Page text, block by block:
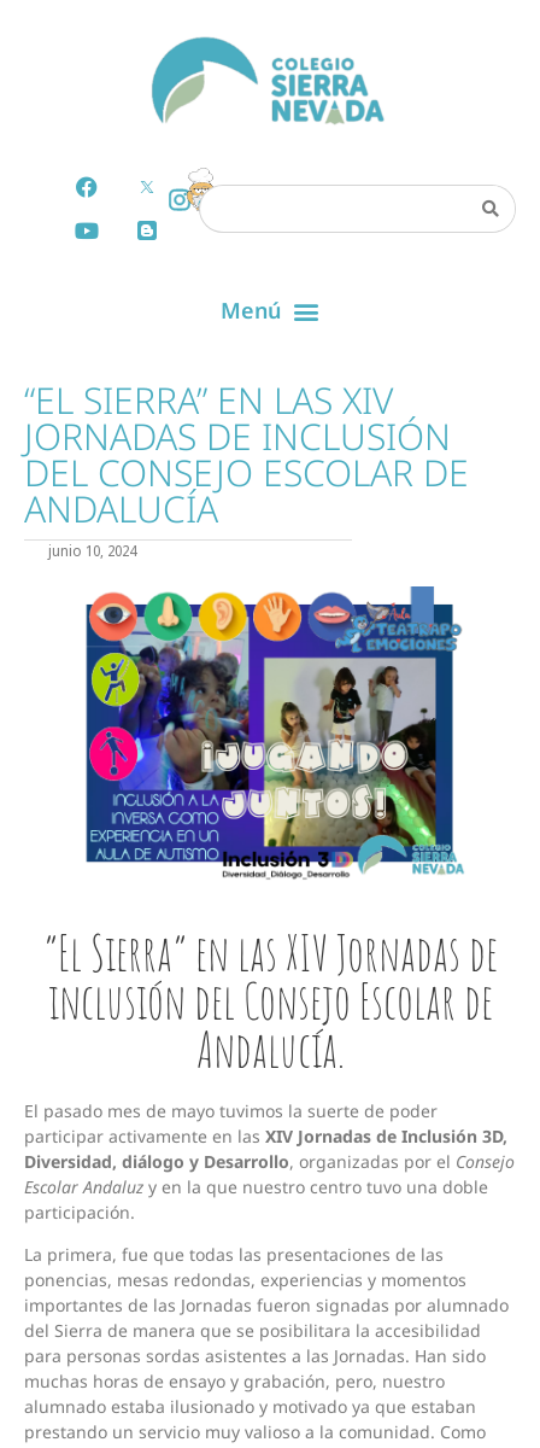
“EL SIERRA” EN LAS XIV
JORNADAS DE INCLUSIÓN
DEL CONSEJO ESCOLAR DE
ANDALUCÍA
junio 10, 2024
“El Sierra” en las XIV Jornadas de
inclusión del Consejo Escolar de
Andalucía.
El pasado mes de mayo tuvimos la suerte de poder
participar activamente en las XIV Jornadas de Inclusión 3D,
Diversidad, diálogo y Desarrollo, organizadas por el Consejo
Escolar Andaluz y en la que nuestro centro tuvo una doble
participación.
La primera, fue que todas las presentaciones de las
ponencias, mesas redondas, experiencias y momentos
importantes de las Jornadas fueron signadas por alumnado
del Sierra de manera que se posibilitara la accesibilidad
para personas sordas asistentes a las Jornadas. Han sido
muchas horas de ensayo y grabación, pero, nuestro
alumnado estaba ilusionado y motivado ya que estaban
prestando un servicio muy valioso a la comunidad. Como